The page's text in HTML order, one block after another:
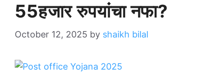
55हजार रुपयांचा नफा?
October 12, 2025 by shaikh bilal